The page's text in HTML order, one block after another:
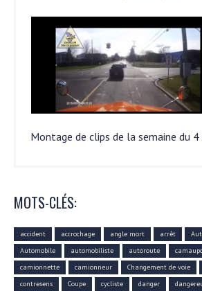
Montage de clips de la semaine du
MOTS-CLÉS:
accident accrochage angle mort arrêt
Automobile
automobiliste autoroute
camionnette
camionneur Changement de voie
contresens
Coupe cycliste danger